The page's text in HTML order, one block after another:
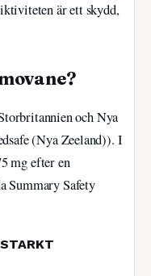
är ett skydd,
och Nya
(Nya Zeeland)). I
mg efter en
Summary Safety